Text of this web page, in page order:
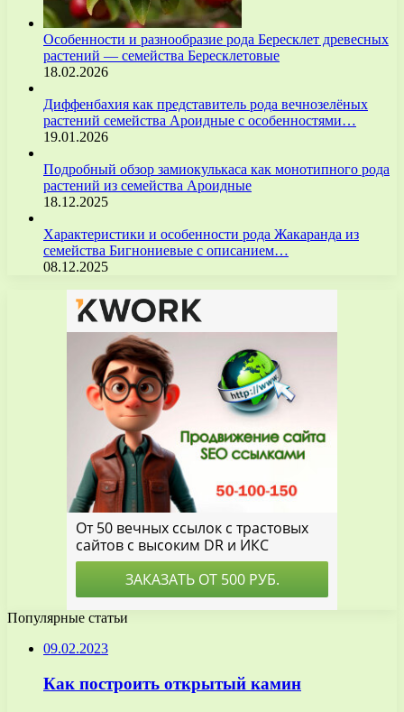
Особенности и разнообразие рода Бересклет древесных
растений — семейства Бересклетовые
18.02.2026
Диффенбахия как представитель рода вечнозелёных
растений семейства Ароидные с особенностями…
19.01.2026
Подробный обзор замиокулькаса как монотипного рода
растений из семейства Ароидные
18.12.2025
Характеристики и особенности рода Жакаранда из
семейства Бигнониевые с описанием…
08.12.2025
Популярные статьи
09.02.2023
Как построить открытый камин